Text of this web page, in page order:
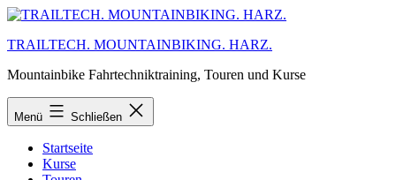
Zum
springen
TRAILTECH. MOUNTAINBIKING. HARZ.
Mountainbike Fahrtechniktraining, Touren und Kurse
Menü Schließen
Startseite
Kurse